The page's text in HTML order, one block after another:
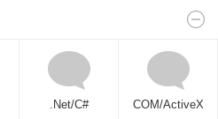
.Net/C# COM/ActiveX